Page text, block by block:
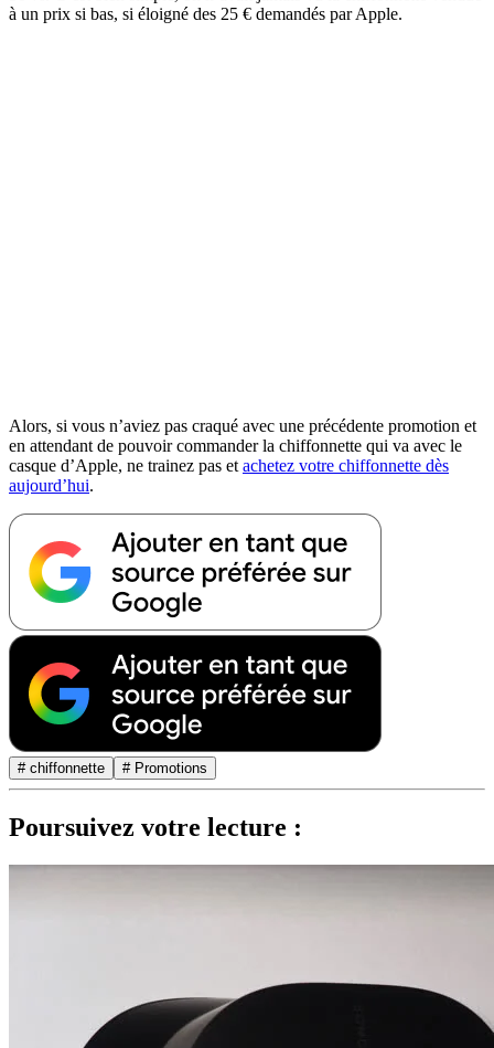
à un prix si bas, si éloigné des 25 € demandés par Apple.
Alors, si vous n’aviez pas craqué avec une précédente promotion et
en attendant de pouvoir commander la chiffonnette qui va avec le
casque d’Apple, ne trainez pas et achetez votre chiffonnette dès
aujourd’hui.
# chiffonnette # Promotions
Poursuivez votre lecture :